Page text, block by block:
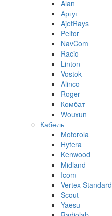
Alan
Аргут
AjetRays
Peltor
NavCom
Racio
Linton
Vostok
Alinco
Roger
Комбат
Wouxun
Кабель
Motorola
Hytera
Kenwood
Midland
Icom
Vertex Standard
Scout
Yaesu